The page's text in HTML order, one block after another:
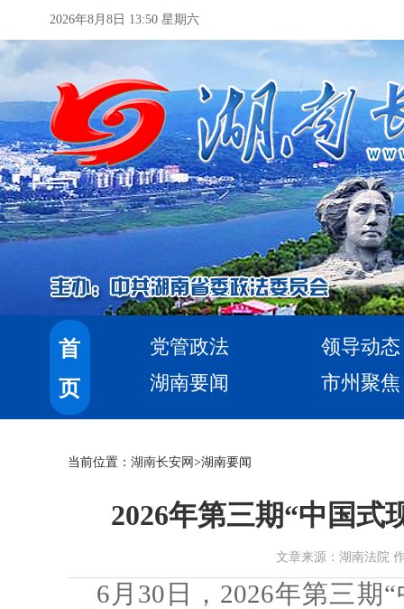
2026年8月8日 13:50 星期六
首
页
党管政法
领导动态
湖南要闻
市州聚焦
当前位置： 湖南长安网 >湖南要闻
2026年第三期“中国式
文章来源：湖南法院
6月30日，2026年第三期